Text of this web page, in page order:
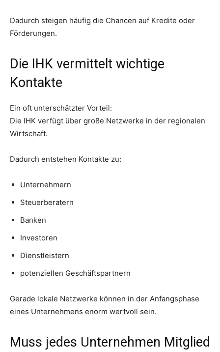
Dadurch steigen häufig die Chancen auf Kredite oder
Förderungen.
Die IHK vermittelt wichtige
Kontakte
Ein oft unterschätzter Vorteil:
Die IHK verfügt über große Netzwerke in der regionalen
Wirtschaft.
Dadurch entstehen Kontakte zu:
Unternehmern
Steuerberatern
Banken
Investoren
Dienstleistern
potenziellen Geschäftspartnern
Gerade lokale Netzwerke können in der Anfangsphase
eines Unternehmens enorm wertvoll sein.
Muss jedes Unternehmen Mitglied